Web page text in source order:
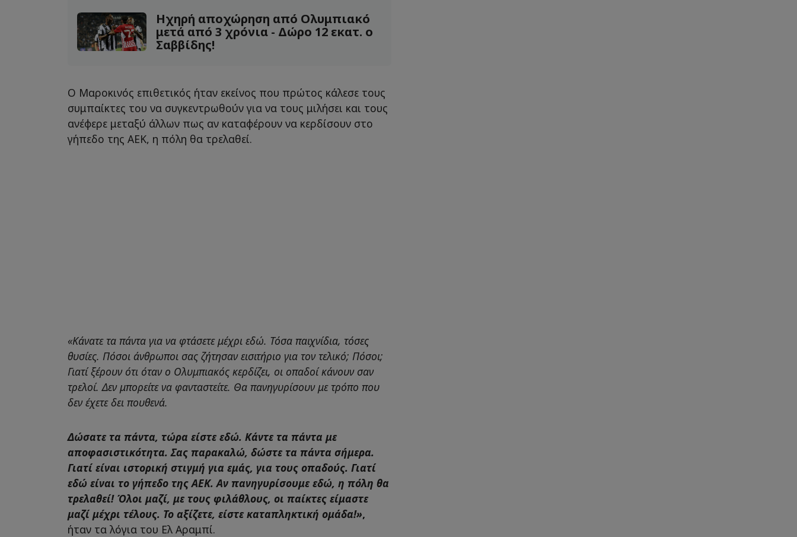
Ηχηρή αποχώρηση από Ολυμπιακό
μετά από 3 χρόνια - Δώρο 12 εκατ. ο
Σαββίδης!
Ο Μαροκινός επιθετικός ήταν εκείνος που πρώτος κάλεσε τους
συμπαίκτες του να συγκεντρωθούν για να τους μιλήσει και τους
ανέφερε μεταξύ άλλων πως αν καταφέρουν να κερδίσουν στο
γήπεδο της ΑΕΚ, η πόλη θα τρελαθεί.
«Κάνατε τα πάντα για να φτάσετε μέχρι εδώ. Τόσα παιχνίδια, τόσες
θυσίες. Πόσοι άνθρωποι σας ζήτησαν εισιτήριο για τον τελικό; Πόσοι;
Γιατί ξέρουν ότι όταν ο Ολυμπιακός κερδίζει, οι οπαδοί κάνουν σαν
τρελοί. Δεν μπορείτε να φανταστείτε. Θα πανηγυρίσουν με τρόπο που
δεν έχετε δει πουθενά.
Δώσατε τα πάντα, τώρα είστε εδώ. Κάντε τα πάντα με
αποφασιστικότητα. Σας παρακαλώ, δώστε τα πάντα σήμερα.
Γιατί είναι ιστορική στιγμή για εμάς, για τους οπαδούς. Γιατί
εδώ είναι το γήπεδο της ΑΕΚ. Αν πανηγυρίσουμε εδώ, η πόλη θα
τρελαθεί! Όλοι μαζί, με τους φιλάθλους, οι παίκτες είμαστε
μαζί μέχρι τέλους. Το αξίζετε, είστε καταπληκτική ομάδα!»,
ήταν τα λόγια του Ελ Αραμπί.